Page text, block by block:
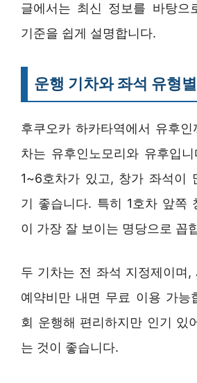
글에서는 최신 정보를 바탕으
기준을 쉽게 설명합니다.
운행 기차와 좌석 유형
후쿠오카 하카타역에서 유후
차는 유후인노모리와 유후입
1~6호차가 있고, 창가 좌석이
기 좋습니다. 특히 1호차 앞쪽
이 가장 잘 보이는 명당으로 꼽
두 기차는 전 좌석 지정제이며,
예약비만 내면 무료 이용 가능
회 운행해 편리하지만 인기 있
는 것이 좋습니다.